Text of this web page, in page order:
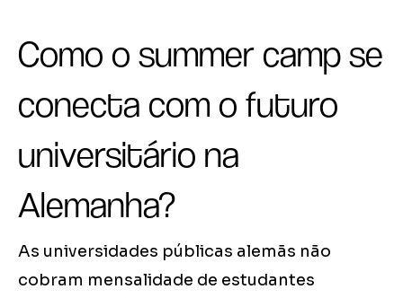
Como o summer camp se
conecta com o futuro
universitário na
Alemanha?
As universidades públicas alemãs não
cobram mensalidade de estudantes